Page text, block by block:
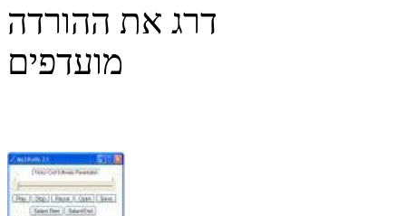
דרג את ההורדה
מועדפים